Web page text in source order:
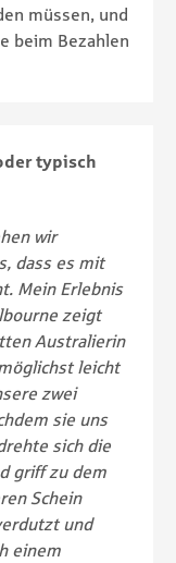
müssen, und
beim Bezahlen
typisch
wir
dass es mit
Mein Erlebnis
zeigt
Australierin
leicht
zwei
m sie uns
sich die
griff zu dem
Schein
und
einem